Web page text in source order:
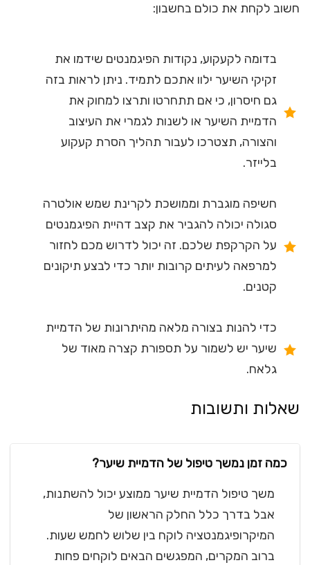
חשוב לקחת את כולם בחשבון:
בדומה לקעקוע, נקודות הפיגמנטים שידמו את
זקיקי השיער ילוו אתכם לתמיד. ניתן לראות בזה
גם חיסרון, כי אם תתחרטו ותרצו למחוק את
הדמיית השיער או לשנות לגמרי את העיצוב
והצורה, תצטרכו לעבור תהליך הסרת קעקוע
בלייזר.
חשיפה מוגברת וממושכת לקרינת שמש אולטרה
סגולה יכולה להגביר את קצב דהיית הפיגמנטים
על הקרקפת שלכם. זה יכול לדרוש מכם לחזור
למרפאה לעיתים קרובות יותר כדי לבצע תיקונים
קטנים.
כדי להנות בצורה מלאה מהיתרונות של הדמיית
שיער יש לשמור על תספורת קצרה מאוד של
גלאח.
שאלות ותשובות
כמה זמן נמשך טיפול של הדמיית שיער?
משך טיפול הדמיית שיער ממוצע יכול להשתנות,
אבל בדרך כלל החלק הראשון של
המיקרופיגמנטציה לוקח בין שלוש לחמש שעות.
ברוב המקרים, המפגשים הבאים לוקחים פחות